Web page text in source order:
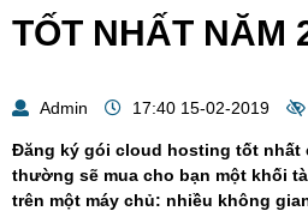
TỐT NHẤT NĂM
Admin 17:40 15-02-2019
Đăng ký gói cloud hosting tốt nhất
thường sẽ mua cho bạn một khối
trên một máy chủ: nhiều không